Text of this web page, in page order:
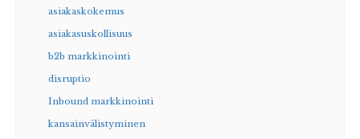
asiakaskokemus
asiakasuskollisuus
b2b markkinointi
disruptio
Inbound markkinointi
kansainvälistyminen